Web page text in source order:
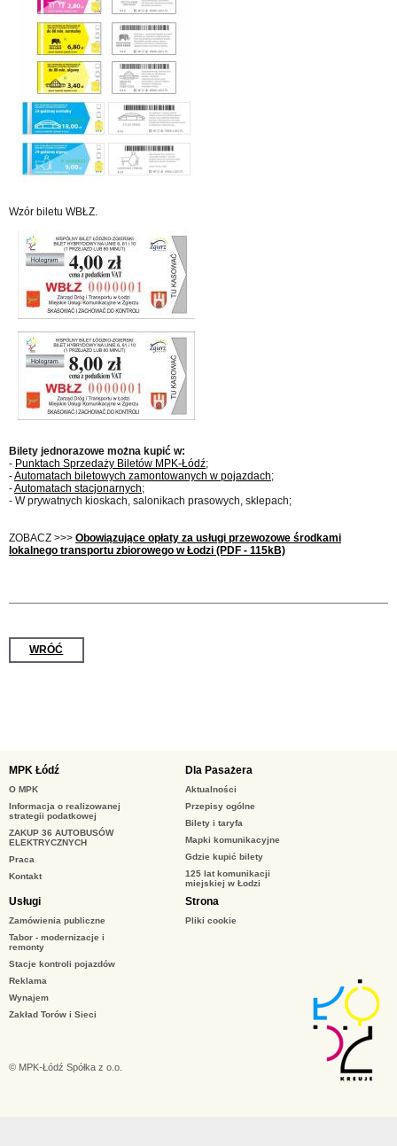
Wzór biletu WBŁZ.
Bilety jednorazowe można kupić w:
- Punktach Sprzedaży Biletów MPK-Łódź;
-Automatach biletowych zamontowanych w pojazdach;
-Automatach stacjonarnych;
- W prywatnych kioskach, salonikach prasowych, sklepach;
ZOBACZ >>> Obowiązujące opłaty za usługi przewozowe środkami
lokalnego transportu zbiorowego w Łodzi (PDF - 115kB)
WRÓĆ
MPK Łódź
O MPK
Informacja o realizowanej
strategii podatkowej
ZAKUP 36 AUTOBUSÓW
ELEKTRYCZNYCH
Praca
Kontakt
Dla Pasażera
Aktualności
Przepisy ogólne
Bilety i taryfa
Mapki komunikacyjne
Gdzie kupić bilety
125 lat komunikacji
miejskiej w Łodzi
Usługi
Zamówienia publiczne
Tabor - modernizacje i
remonty
Stacje kontroli pojazdów
Reklama
Wynajem
Zakład Torów i Sieci
Strona
Pliki cookie
© MPK-Łódź Spółka z o.o.